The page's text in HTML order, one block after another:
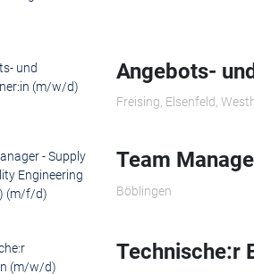
Angebots-
Freising, Elsenfeld,
Team
Böblingen
Technische:r